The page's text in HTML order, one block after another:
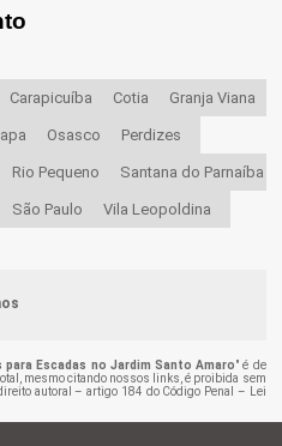
Carapicuíba Cotia Granja Viana
Osasco Perdizes
Rio Pequeno Santana do Parnaíba
São Paulo Vila Leopoldina
Escadas no Jardim Santo Amaro" é de
mesmo citando nossos links, é proibida sem
autoral – artigo 184 do Código Penal – Lei